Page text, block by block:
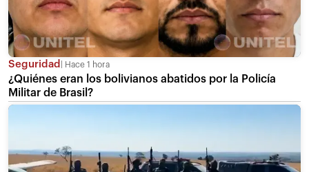
Seguridad Hace 1 hora
¿Quiénes eran los bolivianos abatidos por la Policía
Militar de Brasil?